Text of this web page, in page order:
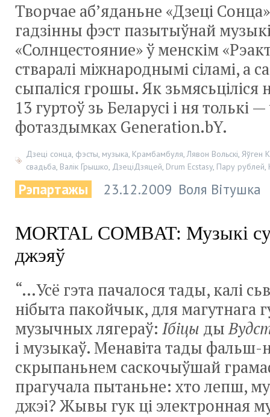
Творчае аб’яданьне «Дзеці
гадзінны фэст пазытыўнай
«Солнцестояние» ў менскім
стваралі міжнароднымі сіламі, а
сыпаліся грошы. Як зьмясьціліся
13 гуртоў зь Беларусі і ня толькі
фотаздымках Generation.bY.
Дзеці сонца, фэсты, музыка, Крамбамбуля,Лявон Вольскі, Яўген
свадьба, Валік Грышко, ДзеціДзяцей, Drum Ecstasy, Пару рублей,
Рэпартажы 23.12.2009 Воля Вітушка
MORTAL COMBAT: Музыкі
джэяў
“…Усё гэта пачалося тады, калі
нібыта пакойчык, для магутнага
музычных лягераў: Ібіцы ды
і музыкаў. Менавіта тады фальш-
скрыпаньнем саскочыўшай
прагучала пытаньне: хто лепш,
джэі? Жывы гук ці электронная